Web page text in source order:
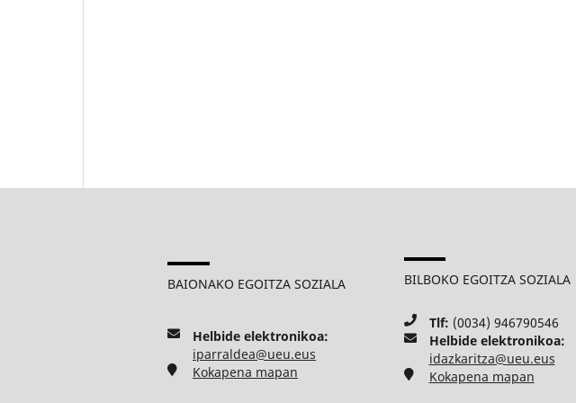
BAIONAKO EGOITZA SOZIALA
Helbide elektronikoa:
iparraldea@ueu.eus
Kokapena mapan
BILBOKO EGOITZA SOZIALA
Tlf: (0034) 946790546
Helbide elektronikoa:
idazkaritza@ueu.eus
Kokapena mapan